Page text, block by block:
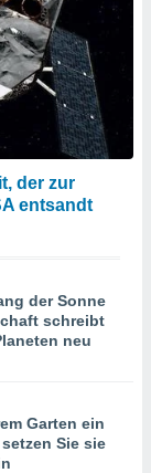
der zur
entsandt
der Sonne
schreibt
neu
Garten ein
Sie sie